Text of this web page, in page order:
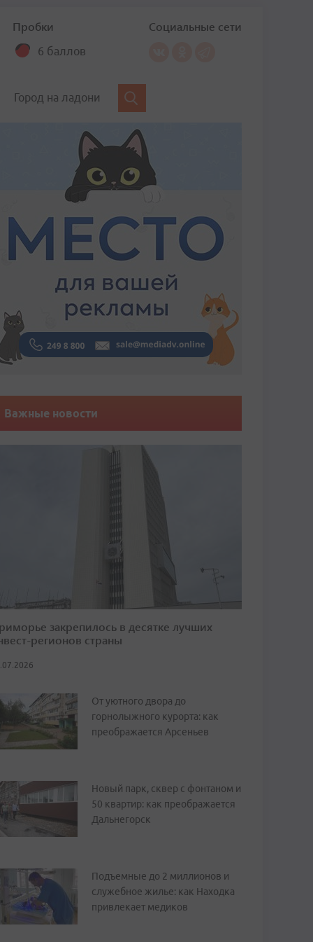
Пробки
6 баллов
Социальные сети
Город на ладони
Важные новости
закрепилось в десятке лучших
регионов страны
От уютного двора до
горнолыжного курорта: как
преображается Арсеньев
Новый парк, сквер с фонтаном и
50 квартир: как преображается
Дальнегорск
Подъемные до 2 миллионов и
служебное жилье: как Находка
привлекает медиков